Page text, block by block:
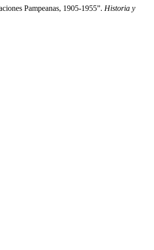
Pampeanas, 1905-1955”. Historia y